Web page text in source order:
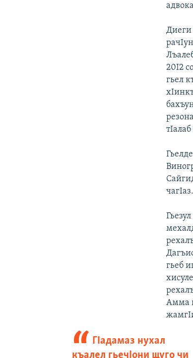
Диеги
20I2
гьел
тIалаб
чагIаз.
гьеб
Амма
ГIадамаз нухал
къалел гьечIони щуго чи